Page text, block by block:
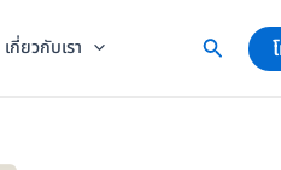
เกี่ยวกับเรา